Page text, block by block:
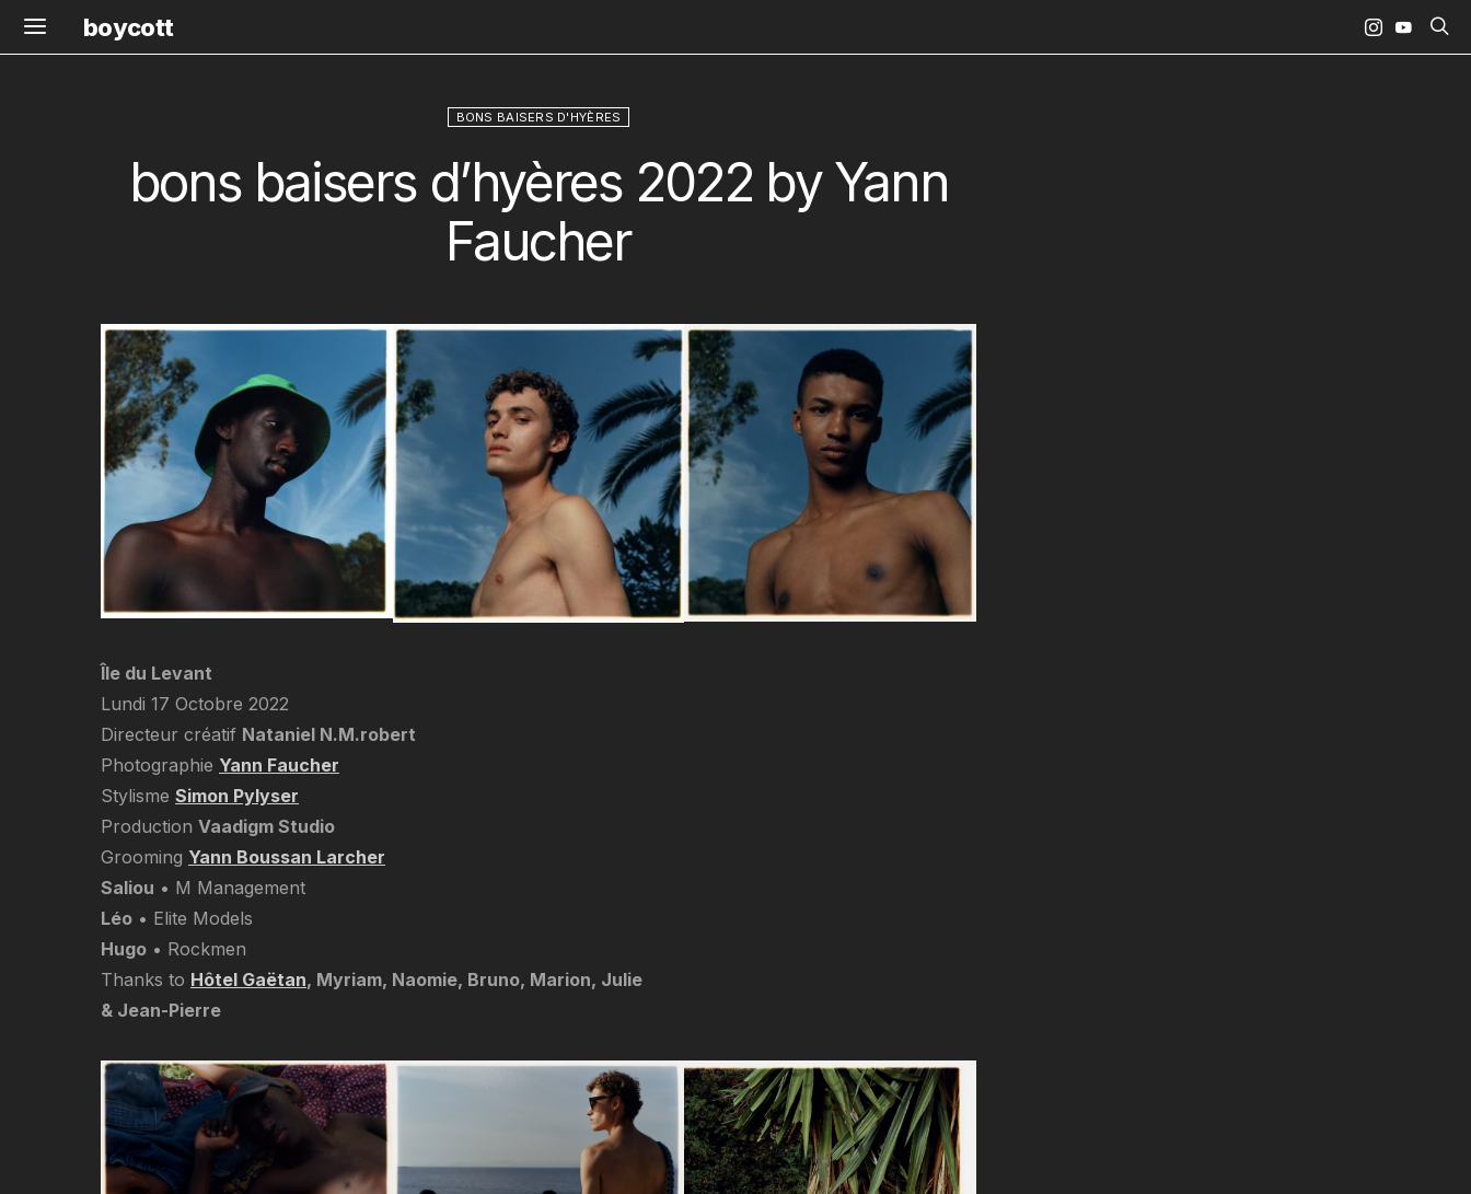
boycott
BONS BAISERS D'HYÈRES
bons baisers d’hyères 2022 by Yann
Faucher
Île du Levant
Lundi 17 Octobre 2022
Directeur créatif Nataniel N.M.robert
Photographie Yann Faucher
Stylisme Simon Pylyser
Production Vaadigm Studio
Grooming Yann Boussan Larcher
Saliou • M Management
Léo • Elite Models
Hugo • Rockmen
Thanks to Hôtel Gaëtan, Myriam, Naomie, Bruno, Marion, Julie
& Jean-Pierre